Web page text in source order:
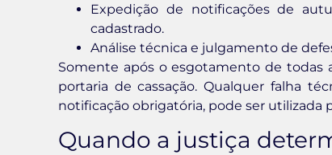
Expedição de notificações de
cadastrado.
Análise técnica e julgamento de
Somente após o esgotamento de todas
portaria de cassação. Qualquer falha
notificação obrigatória, pode ser utilizada
Quando a justiça